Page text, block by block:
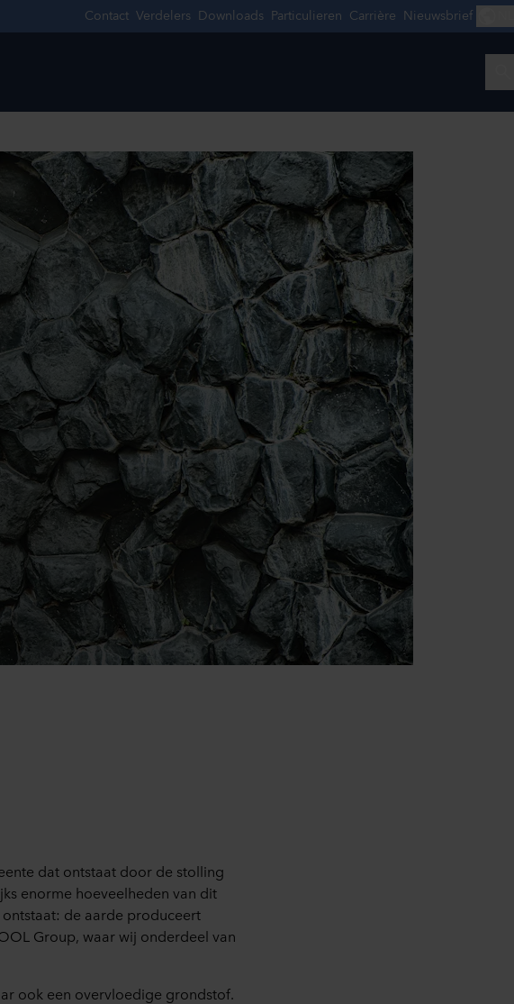
dat ontstaat door de stolling
enorme hoeveelheden van dit
de aarde produceert
Group, waar wij onderdeel van
ook een overvloedige grondstof.